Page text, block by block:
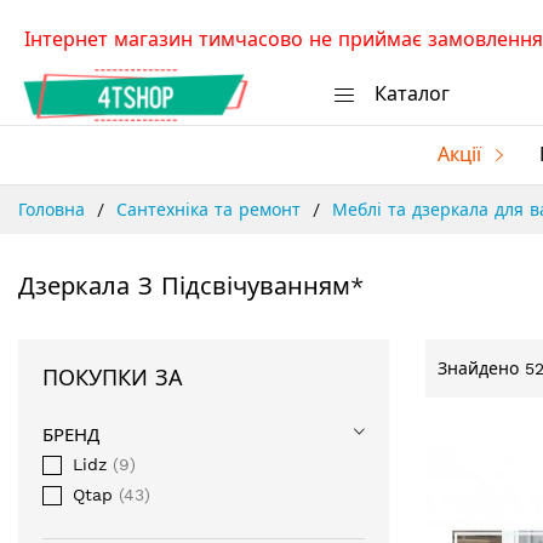
Skip
Content
Інтернет магазин тимчасово не приймає
Каталог
Акції
Головна Сантехніка та ремонт Меблі та дзеркала для
Дзеркала З Підсвічуванням*
Знайдено 52
ПОКУПКИ ЗА
БРЕНД
Lidz
9
Qtap
43